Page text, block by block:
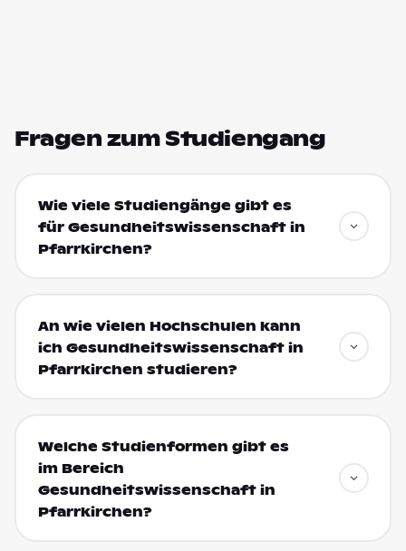
Fragen zum Studiengang
Wie viele Studiengänge gibt es
für Gesundheitswissenschaft in
Pfarrkirchen?
An wie vielen Hochschulen kann
ich Gesundheitswissenschaft in
Pfarrkirchen studieren?
Welche Studienformen gibt es
im Bereich
Gesundheitswissenschaft in
Pfarrkirchen?